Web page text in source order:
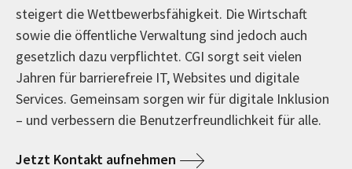
steigert die Wettbewerbsfähigkeit. Die Wirtschaft
sowie die öffentliche Verwaltung sind jedoch auch
gesetzlich dazu verpflichtet. CGI sorgt seit vielen
Jahren für barrierefreie IT, Websites und digitale
Services. Gemeinsam sorgen wir für digitale Inklusion
– und verbessern die Benutzerfreundlichkeit für alle.
Jetzt Kontakt aufnehmen